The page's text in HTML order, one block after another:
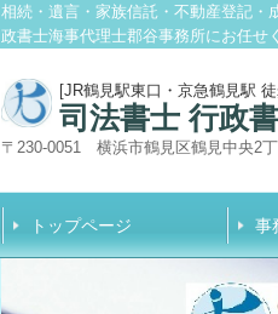
相続・遺言・家族信託・不動産登記・
政書士海事代理士郡谷事務所にお任せ
[JR鶴見駅東口・京急鶴見駅
司法書士 行政
〒230-0051 横浜市鶴見区鶴見中央2
トップページ 事